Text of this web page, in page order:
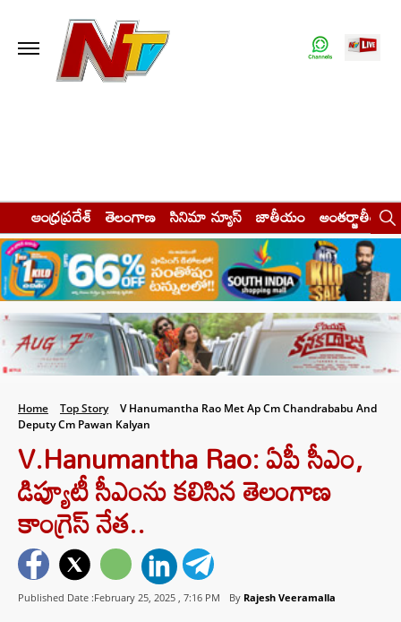
ఆంధ్రప్రదేశ్ తెలంగాణ సినిమా న్యూస్ జాతీయం అంతర్జాతీయం
Home Top Story
V Hanumantha Rao Met Ap Cm Chandrababu And
Deputy Cm Pawan Kalyan
V.Hanumantha Rao: ఏపీ సీఎం,
డిప్యూటీ సీఎంను కలిసిన తెలంగాణ
కాంగ్రెస్ నేత..
Published Date :February 25, 2025 , 7:16 PM By Rajesh Veeramalla